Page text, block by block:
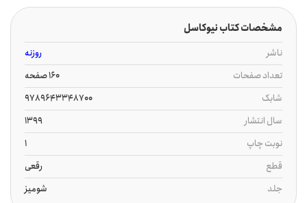
مشخصات کتاب نیوکاسل
ناشر
روزنه
تعداد صفحات
160 صفحه
شابک
9789643348700
سال انتشار
1399
نوبت چاپ
1
قطع
رقعی
جلد
شومیز